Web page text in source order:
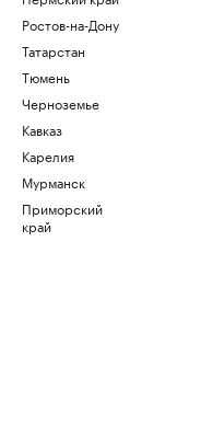
Ростов-на-Дону
Татарстан
Тюмень
Черноземье
Кавказ
Карелия
Мурманск
Приморский
край